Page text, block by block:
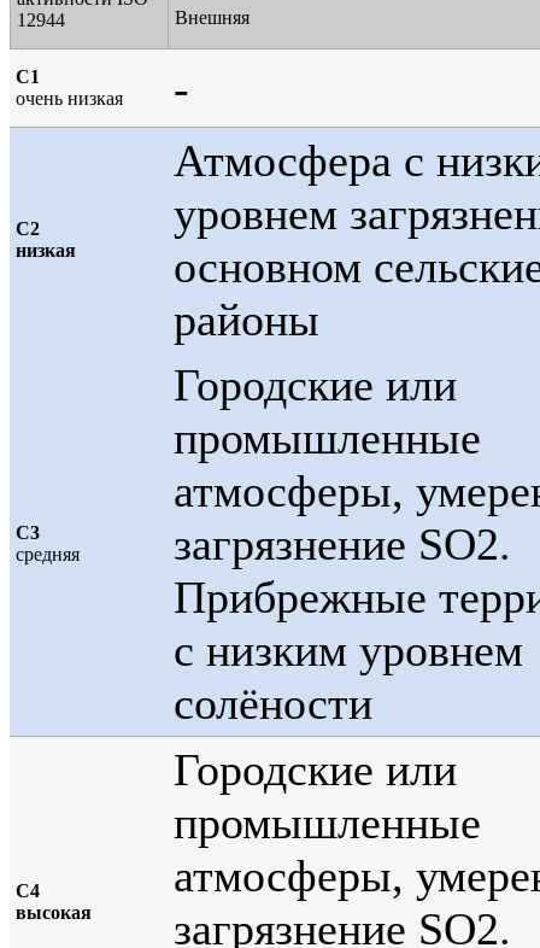
12944
Внешняя
С1
очень низкая
-
С2
низкая
Атмосфера с
уровнем
основном
районы
С3
средняя
Городские или
промышленные
атмосферы,
загрязнение SO2.
Прибрежные
с низким уровнем
солёности
С4
высокая
Городские или
промышленные
атмосферы,
загрязнение SO2.